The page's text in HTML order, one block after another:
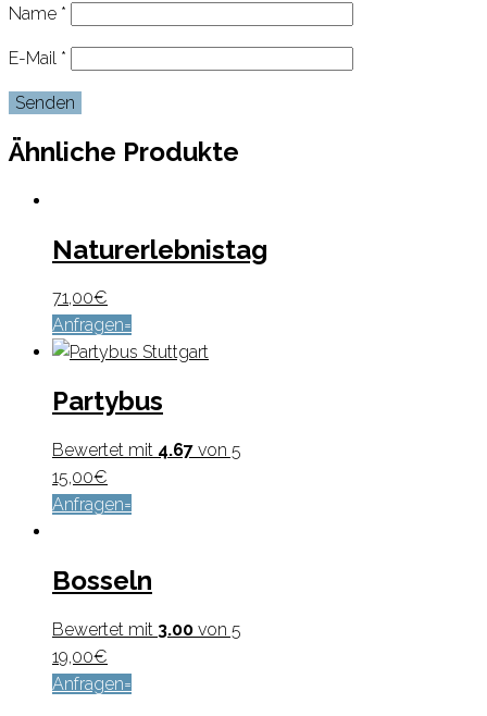
Name *
E-Mail *
Ähnliche Produkte
Naturerlebnistag
71,00€
Anfragen
Partybus
Bewertet mit 4.67 von 5
15,00€
Anfragen
Bosseln
Bewertet mit 3.00 von 5
19,00€
Anfragen